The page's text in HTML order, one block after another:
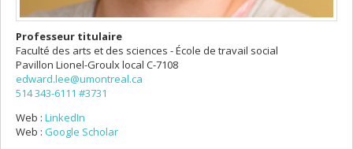
Professeur titulaire
Faculté des arts et des sciences - École de travail social
Pavillon Lionel-Groulxlocal C-7108
edward.lee@umontreal.ca
514 343-6111 #3731
Web : LinkedIn
Web : Google Scholar